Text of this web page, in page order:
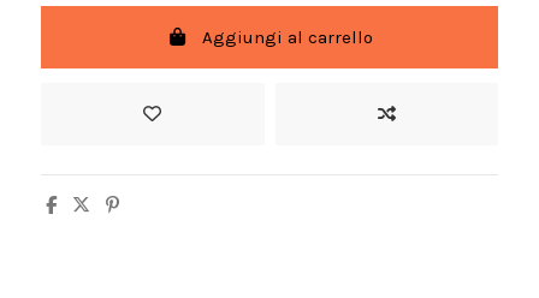
Aggiungi al carrello